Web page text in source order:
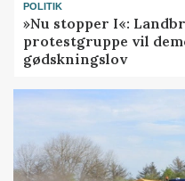
POLITIK
»Nu stopper I«:
protestgruppe vil
gødskningslov